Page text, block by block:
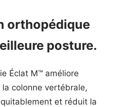
orthopédique
posture.
Éclat M™ améliore
la colonne vertébrale,
et réduit la